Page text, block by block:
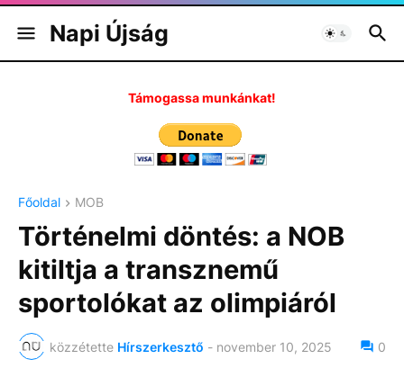
Napi Újság
Támogassa munkánkat!
Főoldal MOB
Történelmi döntés: a NOB
kitiltja a transznemű
sportolókat az olimpiáról
közzétette Hírszerkesztő - november 10, 2025 0